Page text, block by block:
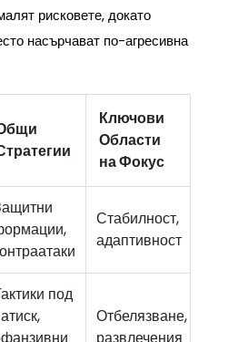
рисковете, докато
насърчават по-агресивна
Ключови
Области
на Фокус
Стабилност,
адаптивност
под
Отбелязване,